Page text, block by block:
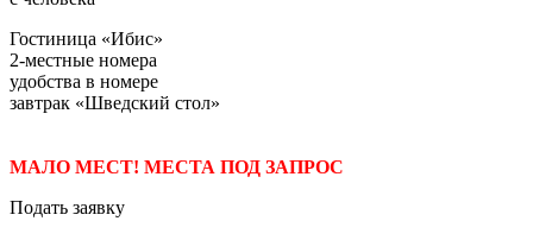
Гостиница «Ибис»
2-местные номера
удобства в номере
завтрак «Шведский стол»
МАЛО МЕСТ! МЕСТА ПОД ЗАПРОС
Подать заявку